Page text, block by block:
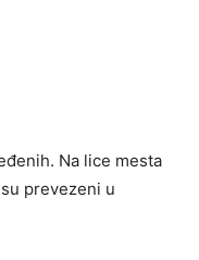
Na lice mesta
prevezeni u